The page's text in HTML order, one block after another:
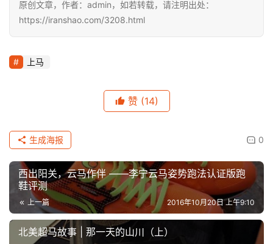
原创文章，作者：admin，如若转载，请注明出处：
https://iranshao.com/3208.html
上马
赞 (14)
0
生成海报
西出阳关，云马作伴 ——李宁云马姿势跑法认证版跑
鞋评测
上一篇 2016年10月20日 上午9:10
北美超马故事 | 那一天的山川（上）